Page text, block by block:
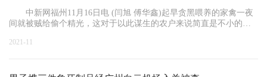
中新网福州11月16日电 (闫旭 傅华鑫)起早贪黑喂养的家禽一夜
间就被贼给偷个精光，这对于以此谋生的农户来说简直是不小的打
2021-11